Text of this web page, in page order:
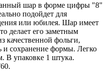
шар в форме цифры "8"
подойдет для
или юбилея. Шар имеет
делает его заметным
качественной фольги,
и сохранение формы. Легко
В упаковке 1 штука.